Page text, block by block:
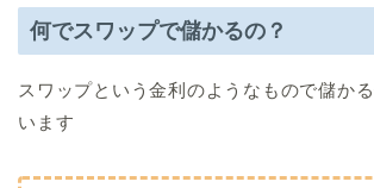
何でスワップで儲かるの？
スワップという金利のようなもので儲か
います